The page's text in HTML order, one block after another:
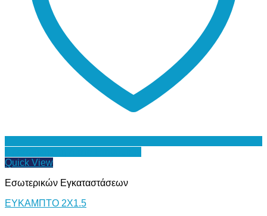
Quick View
Εσωτερικών Εγκαταστάσεων
ΕΥΚΑΜΠΤΟ 2Χ1.5